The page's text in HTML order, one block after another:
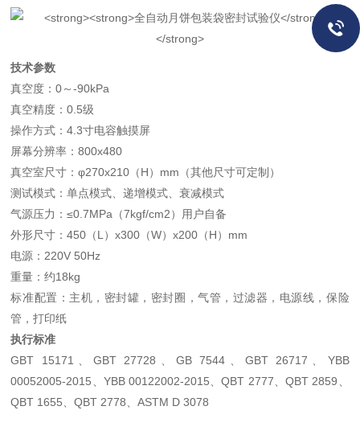
技术参数
真空度：0～-90kPa
真空精度：0.5级
操作方式：4.3寸电容触摸屏
屏幕分辨率：800x480
真空室尺寸：φ270x210（H）mm（其他尺寸可定制）
测试模式：单点模式、递增模式、衰减模式
气源压力：≤0.7MPa（7kgf/cm2）用户自备
外形尺寸：450（L）x300（W）x200（H）mm
电源：220V 50Hz
重量：约18kg
标准配置：主机，密封罐，密封圈，气管，过滤器，电源线，保险
管，打印纸
执行标准
GBT 15171、GBT 27728、GB 7544、GBT 26717、YBB
00052005-2015、YBB 00122002-2015、QBT 2777、QBT 2859、
QBT 1655、QBT 2778、ASTM D 3078